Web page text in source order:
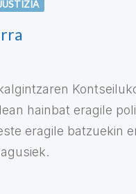
hainbat eragile
eragile batzuekin